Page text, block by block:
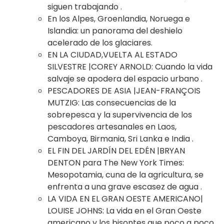
siguen trabajando .
En los Alpes, Groenlandia, Noruega e
Islandia: un panorama del deshielo
acelerado de los glaciares.
EN LA CIUDAD,VUELTA AL ESTADO
SILVESTRE |COREY ARNOLD: Cuando la vida
salvaje se apodera del espacio urbano .
PESCADORES DE ASIA |JEAN-FRANÇOIS
MUTZIG: Las consecuencias de la
sobrepesca y la supervivencia de los
pescadores artesanales en Laos,
Camboya, Birmania, Sri Lanka e India.
EL FIN DEL JARDÍN DEL EDÉN |BRYAN
DENTON para The New York Times:
Mesopotamia, cuna de la agricultura, se
enfrenta a una grave escasez de agua.
LA VIDA EN ELGRAN OESTE AMERICANO|
LOUISE JOHNS: Lavida en el Gran Oeste